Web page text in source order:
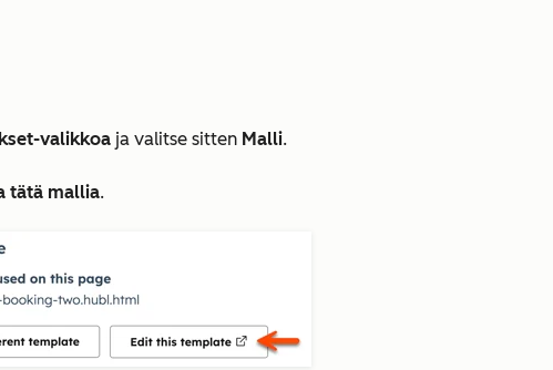
valikkoa ja valitse sitten Malli.
tätä mallia.